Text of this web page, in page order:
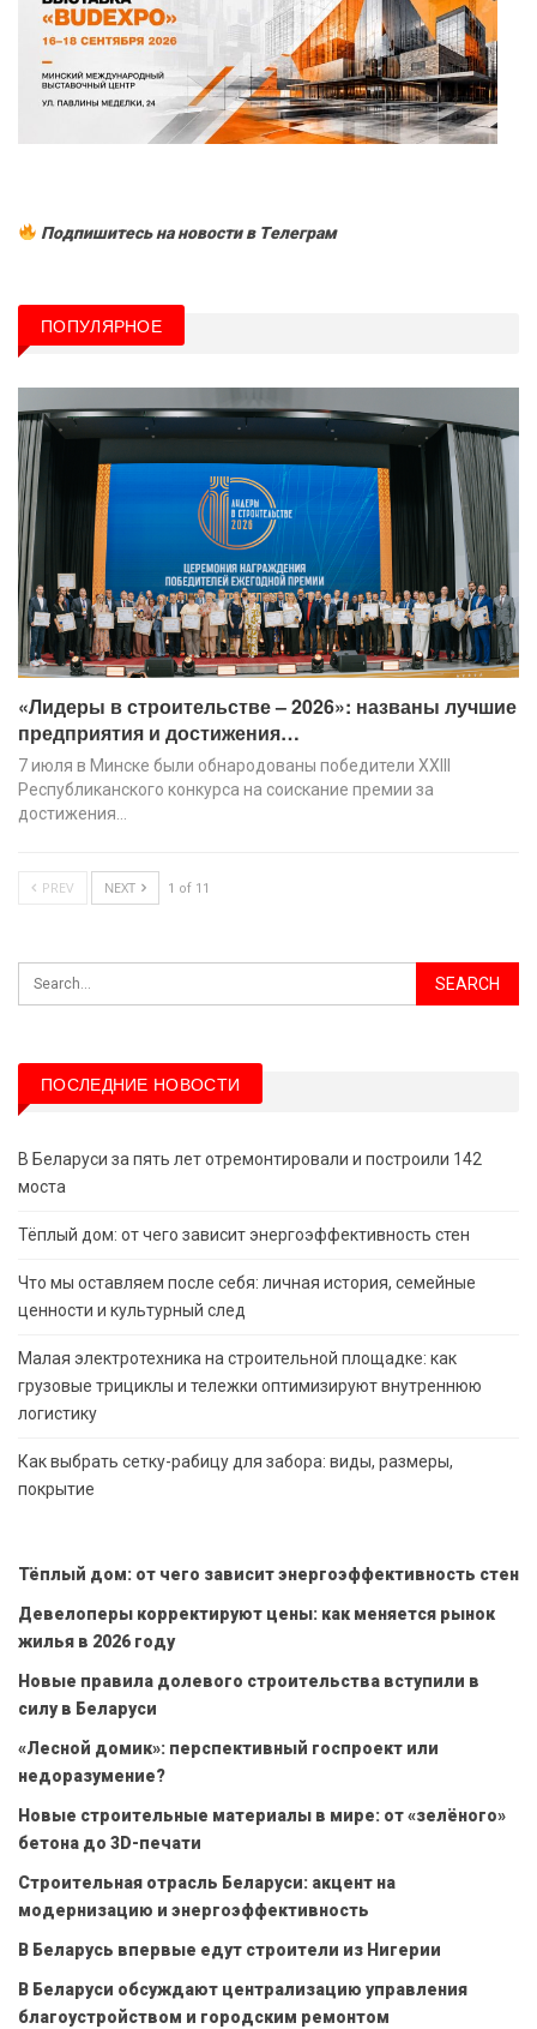
Подпишитесь на новости в Tелеграм
ПОПУЛЯРНОЕ
«Лидеры в строительстве – 2026»: названы лучшие
предприятия и достижения…
7 июля в Минске были обнародованы победители XХIII
Республиканского конкурса на соискание премии за
достижения…
PREV NEXT 1 of 11
ПОСЛЕДНИЕ НОВОСТИ
В Беларуси за пять лет отремонтировали и построили 142
моста
Тёплый дом: от чего зависит энергоэффективность стен
Что мы оставляем после себя: личная история, семейные
ценности и культурный след
Малая электротехника на строительной площадке: как
грузовые трициклы и тележки оптимизируют внутреннюю
логистику
Как выбрать сетку-рабицу для забора: виды, размеры,
покрытие
Тёплый дом: от чего зависит энергоэффективность стен
Девелоперы корректируют цены: как меняется рынок
жилья в 2026 году
Новые правила долевого строительства вступили в
силу в Беларуси
«Лесной домик»: перспективный госпроект или
недоразумение?
Новые строительные материалы в мире: от «зелёного»
бетона до 3D-печати
Строительная отрасль Беларуси: акцент на
модернизацию и энергоэффективность
В Беларусь впервые едут строители из Нигерии
В Беларуси обсуждают централизацию управления
благоустройством и городским ремонтом